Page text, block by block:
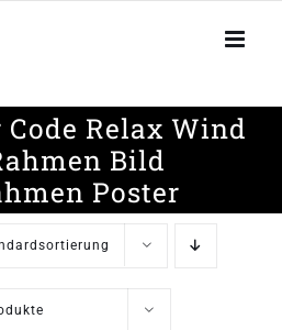
Relax Wind
Bild
Poster